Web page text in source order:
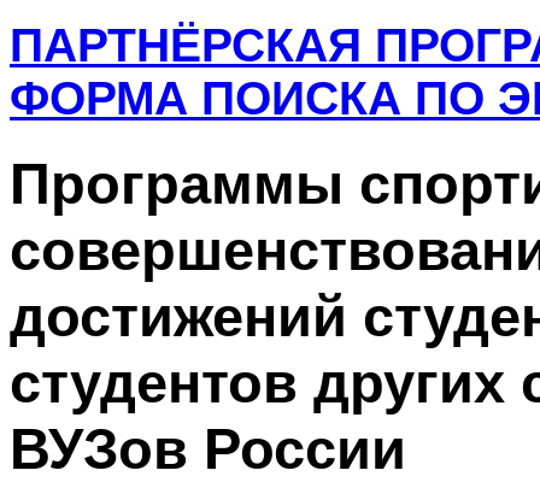
ПАРТНЁРСКАЯ
ФОРМА ПОИСКА ПО
Программы
достижений
студентов других
ВУЗов России